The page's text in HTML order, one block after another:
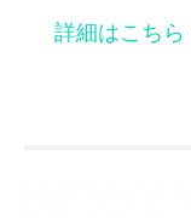
詳細はこちら